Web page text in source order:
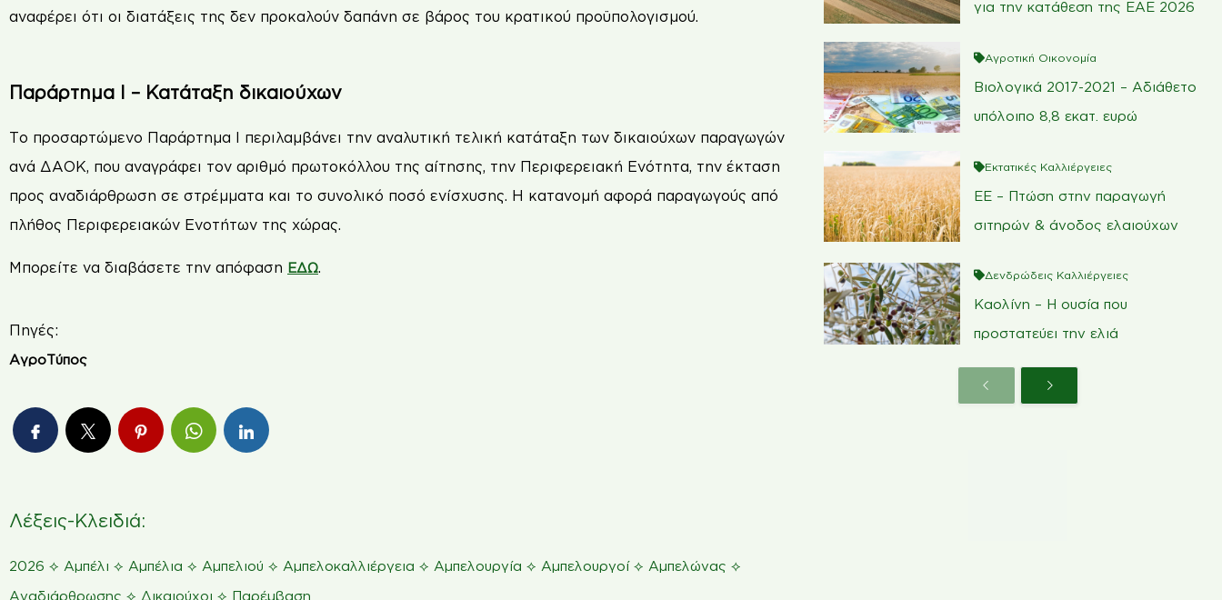
αναφέρει ότι οι διατάξεις της δεν προκαλούν δαπάνη σε βάρος του κρατικού προϋπολογισμού.
Παράρτημα Ι – Κατάταξη δικαιούχων
Το προσαρτώμενο Παράρτημα Ι περιλαμβάνει την αναλυτική τελική κατάταξη των δικαιούχων παραγωγών
ανά ΔΑΟΚ, που αναγράφει τον αριθμό πρωτοκόλλου της αίτησης, την Περιφερειακή Ενότητα, την έκταση
προς αναδιάρθρωση σε στρέμματα και το συνολικό ποσό ενίσχυσης. Η κατανομή αφορά παραγωγούς από
πλήθος Περιφερειακών Ενοτήτων της χώρας.
Μπορείτε να διαβάσετε την απόφαση ΕΔΩ.
Πηγές:
ΑγροΤύπος
Λέξεις-Κλειδιά:
2026 ⟡ Αμπέλι ⟡ Αμπέλια ⟡ Αμπελιού ⟡ Αμπελοκαλλιέργεια ⟡ Αμπελουργία ⟡ Αμπελουργοί⟡ Αμπελώνας ⟡
Αναδιάρθρωσης ⟡ Δικαιούχοι ⟡ Παρέμβαση
για την κατάθεση της ΕΑΕ 2026
Αγροτική Οικονομία
Βιολογικά 2017-2021 – Αδιάθετο
υπόλοιπο 8,8 εκατ. ευρώ
Εκτατικές Καλλιέργειες
ΕΕ – Πτώση στην παραγωγή
σιτηρών & άνοδος ελαιούχων
Δενδρώδεις Καλλιέργειες
Καολίνη – Η ουσία που
προστατεύει την ελιά